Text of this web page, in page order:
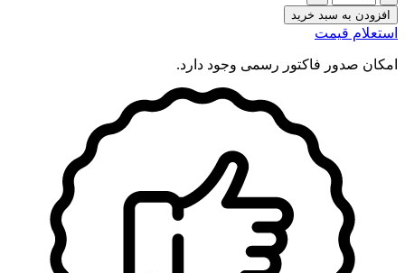
Massey
Ferguson
12011146
عدد
افزودن به سبد خرید
استعلام قیمت
امکان صدور فاکتور رسمی وجود دارد.